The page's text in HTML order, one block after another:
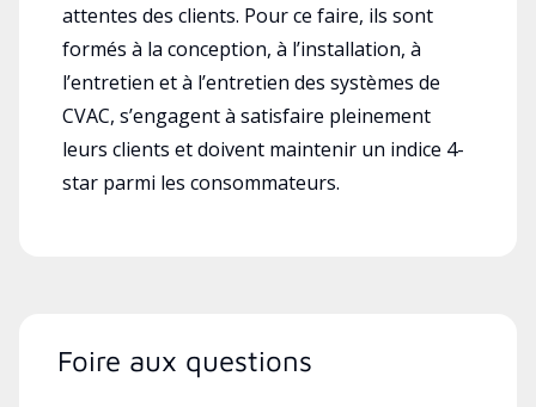
attentes des clients. Pour ce faire, ils sont
formés à la conception, à l’installation, à
l’entretien et à l’entretien des systèmes de
CVAC, s’engagent à satisfaire pleinement
leurs clients et doivent maintenir un indice 4-
star parmi les consommateurs.
Foire aux questions